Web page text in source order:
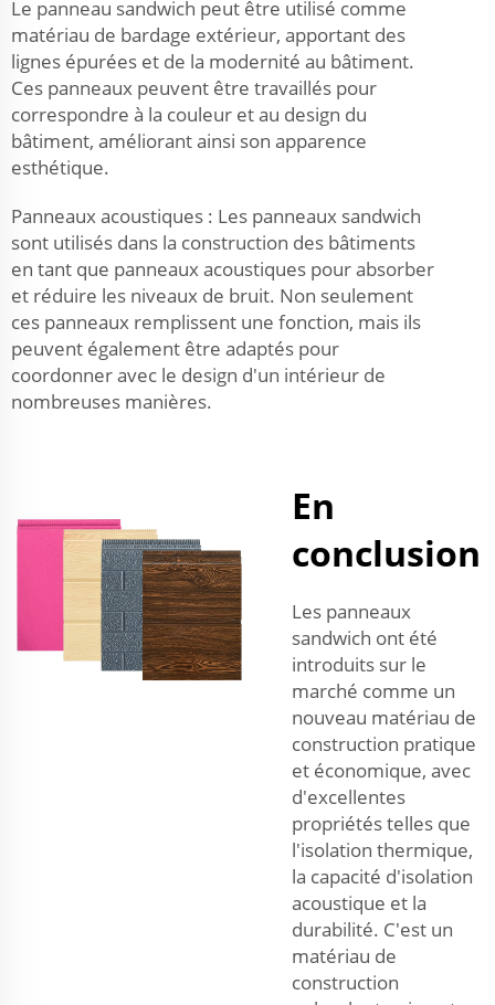
Le panneau sandwich peut être utilisé comme
matériau de bardage extérieur, apportant des
lignes épurées et de la modernité au bâtiment.
Ces panneaux peuvent être travaillés pour
correspondre à la couleur et au design du
bâtiment, améliorant ainsi son apparence
esthétique.
Panneaux acoustiques : Les panneaux sandwich
sont utilisés dans la construction des bâtiments
en tant que panneaux acoustiques pour absorber
et réduire les niveaux de bruit. Non seulement
ces panneaux remplissent une fonction, mais ils
peuvent également être adaptés pour
coordonner avec le design d'un intérieur de
nombreuses manières.
En
conclusion
Les panneaux
sandwich ont été
introduits sur le
marché comme un
nouveau matériau de
construction pratique
et économique, avec
d'excellentes
propriétés telles que
l'isolation thermique,
la capacité d'isolation
acoustique et la
durabilité. C'est un
matériau de
construction